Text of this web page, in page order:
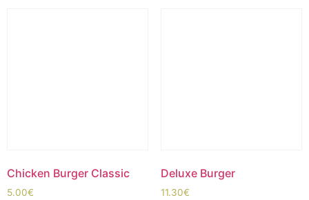
Chicken Burger Classic
5.00€
Deluxe Burger
11.30€